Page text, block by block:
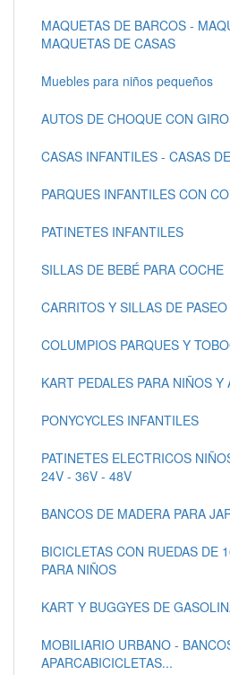
MAQUETAS DE BARCOS -
MAQUETAS DE CASAS
Muebles para niños pequeños
AUTOS DE CHOQUE CON
CASAS INFANTILES - CASAS
PARQUES INFANTILES CON
PATINETES INFANTILES
SILLAS DE BEBÉ PARA COCHE
CARRITOS Y SILLAS DE
COLUMPIOS PARQUES Y
KART PEDALES PARA NIÑOS Y
PONYCYCLES INFANTILES
PATINETES ELECTRICOS
24V - 36V - 48V
BANCOS DE MADERA PARA
BICICLETAS CON RUEDAS DE
PARA NIÑOS
KART Y BUGGYES DE
MOBILIARIO URBANO -
APARCABICICLETAS...